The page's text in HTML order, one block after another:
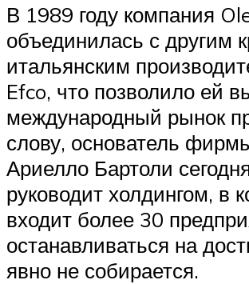
В 1989 году компания
объединилась с другим
итальянским
Efco, что позволило ей
международный рынок
слову, основатель
Ариелло Бартоли
руководит холдингом, в
входит более 30
останавливаться на
явно не собирается.